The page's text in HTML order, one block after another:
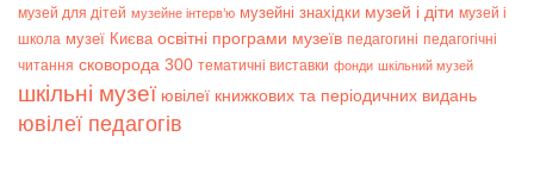
музей для дітей музейне інтерв’ю музейні знахідки музей і діти музей і
школа музеї Києва освітні програми музеїв педагогині педагогічні
читання сковорода 300 тематичні виставки фонди шкільний музей
шкільні музеї ювілеї книжкових та періодичних видань
ювілеї педагогів